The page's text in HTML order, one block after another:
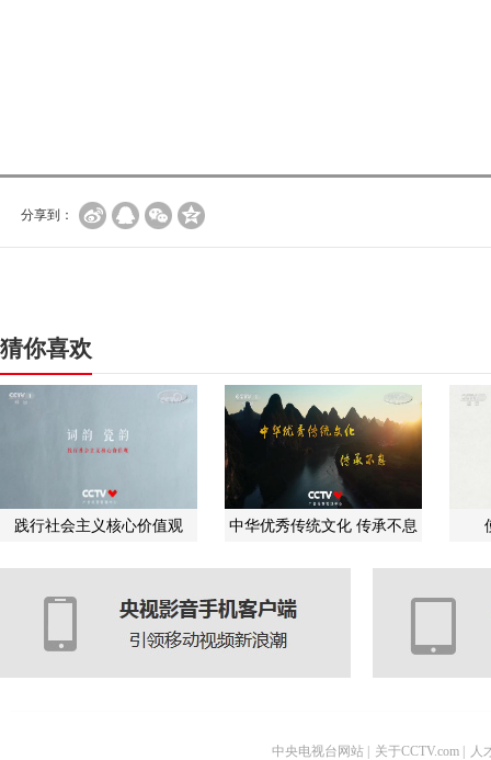
分享到：
猜你喜欢
践行社会主义核心价值观 中华优秀传统文化 传承不息
中央电视台网站 关于CCTV.com 人